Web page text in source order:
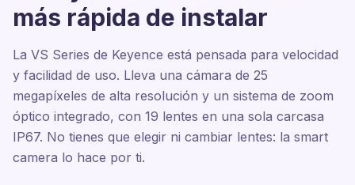
más rápida de instalar
La VS Series de Keyence está pensada para velocidad
y facilidad de uso. Lleva una cámara de 25
megapíxeles de alta resolución y un sistema de zoom
óptico integrado, con 19 lentes en una sola carcasa
IP67. No tienes que elegir ni cambiar lentes: la smart
camera lo hace por ti.